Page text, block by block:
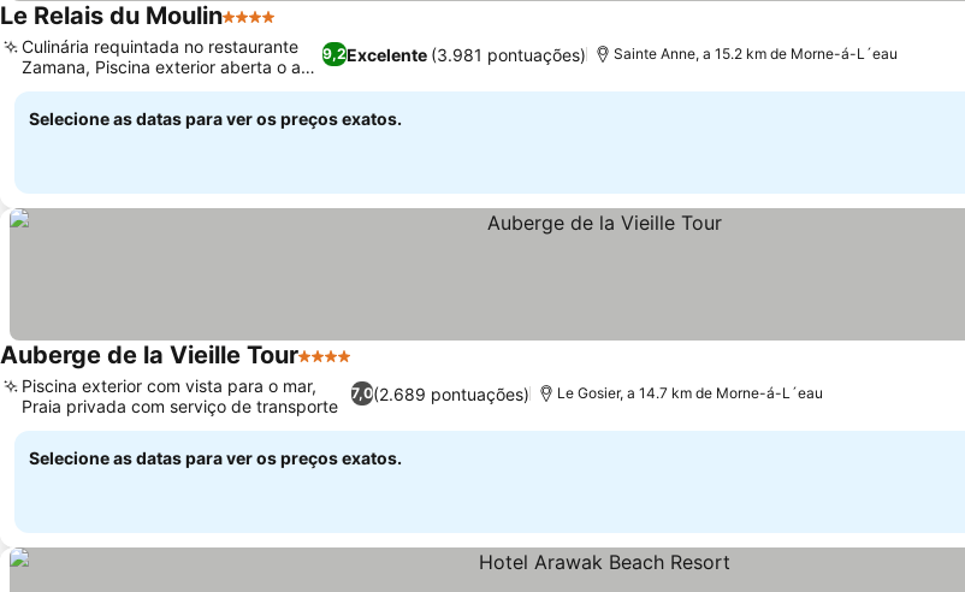
Le Relais du Moulin4 Estrelas
9,2Excelente (3.981 pontuações)
Culinária requintada no restaurante
Zamana, Piscina exterior aberta o ano
todo
Sainte Anne, a 15.2 km de Morne-á-L´eau
Selecione as datas para ver os preços exatos.
Auberge de la Vieille Tour4 Estrelas
7,0(2.689 pontuações)
Piscina exterior com vista para o mar,
Praia privada com serviço de transporte
Le Gosier, a 14.7 km de Morne-á-L´eau
Selecione as datas para ver os preços exatos.